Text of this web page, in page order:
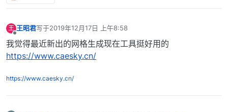
王 王昭君写于2019年12月17日 上午8:58
最后由 编辑
我觉得最近新出的网格生成现在工具挺好用的
https://www.caesky.cn/
https://www.caesky.cn/